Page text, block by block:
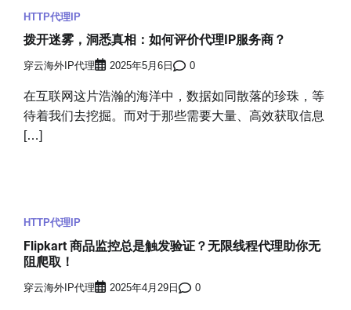
HTTP代理IP
拨开迷雾，洞悉真相：如何评价代理IP服务商？
穿云海外IP代理 2025年5月6日 0
在互联网这片浩瀚的海洋中，数据如同散落的珍珠，等
待着我们去挖掘。而对于那些需要大量、高效获取信息
[…]
HTTP代理IP
Flipkart 商品监控总是触发验证？无限线程代理助你无
阻爬取！
穿云海外IP代理 2025年4月29日 0